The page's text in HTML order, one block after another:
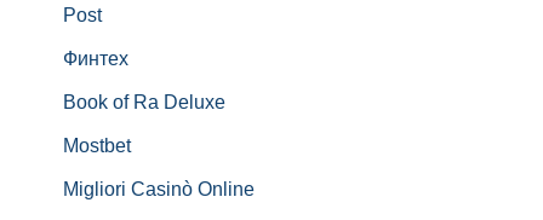
Post
Финтех
Book of Ra Deluxe
Mostbet
Migliori Casinò Online